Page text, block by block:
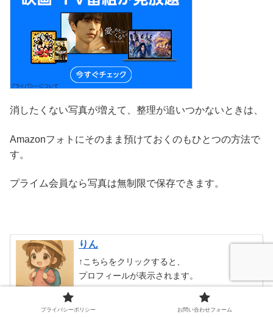
消したくない写真が増えて、整理が追いつかないときは、
Amazonフォトにそのまま預けておくのもひとつの方法で
す。
プライム会員なら写真は無制限で保存できます。
りん
↑こちらをクリックすると、
プロフィールが表示されます。
プライバシーポリシー お問い合わせフォーム